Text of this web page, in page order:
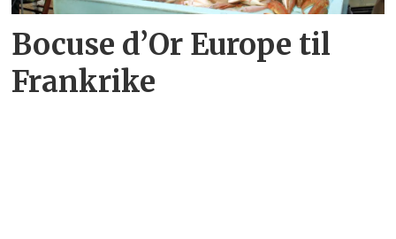
Bocuse d’Or Europe til
Frankrike